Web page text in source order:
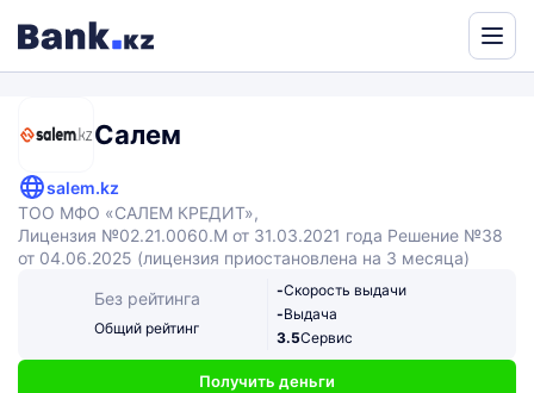
Салем
salem.kz
ТОО МФО «САЛЕМ КРЕДИТ»,
Лицензия №02.21.0060.М от 31.03.2021 года Решение №38
от 04.06.2025 (лицензия приостановлена на 3 месяца)
Без рейтинга
Общий рейтинг
-Скорость выдачи
-Выдача
3.5Сервис
Получить деньги